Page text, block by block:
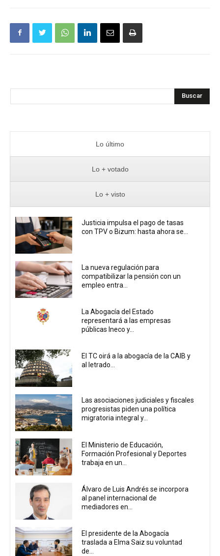
Buscar
Lo último
Lo + votado
Lo + visto
Justicia impulsa el pago de tasas
con TPV o Bizum: hasta ahora se...
La nueva regulación para
compatibilizar la pensión con un
empleo entra...
La Abogacía del Estado
representará a las empresas
públicas Ineco y...
El TC oirá a la abogacía de la CAIB y
al letrado...
Las asociaciones judiciales y fiscales
progresistas piden una política
migratoria integral y...
El Ministerio de Educación,
Formación Profesional y Deportes
trabaja en un...
Álvaro de Luis Andrés se incorpora
al panel internacional de
mediadores en...
El presidente de la Abogacía
traslada a Elma Saiz su voluntad
de...